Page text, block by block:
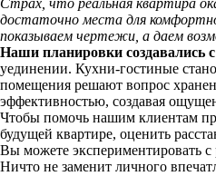
Страх, что реальная квартира
достаточно места для
показываем чертежи, а даем
Наши планировки создавались
уединении. Кухни-гостиные
помещения решают вопрос
эффективностью, создавая
Чтобы помочь нашим клиентам
будущей квартире, оценить
Вы можете экспериментировать с
Ничто не заменит личного